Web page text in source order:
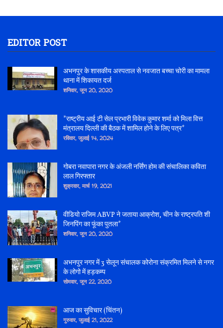
EDITOR POST
अभनपुर के शासकीय अस्पताल से नवजात बच्चा चोरी का मामला
थाना में शिकायत दर्ज
शनिवार, जून 20, 2020
*राष्ट्रीय आई टी सेल प्रभारी विवेक कुमार शर्मा को मिला वित्त
मंत्रालय दिल्ली की बैठक में शामिल होने के लिए पत्र*
रविवार, जुलाई 14, 2024
गोबरा नवापारा नगर के अंजली नर्सिंग होम की संचालिका कविता
लाल गिरफ्तार
शुक्रवार, मार्च 19, 2021
वीडियो राजिम ABVP ने जताया आक्रोश, चीन के राष्ट्रपति शी
जिनपिंग का फूंका पुतला*
शनिवार, जून 20, 2020
अभनपुर नगर में 3 सेलून संचालक कोरोना संक्रमित मिलने से नगर
के लोगो में हड़कम्प
सोमवार, जून 22, 2020
आज का सुविचार (चिंतन)
गुरुवार, जुलाई 21, 2022